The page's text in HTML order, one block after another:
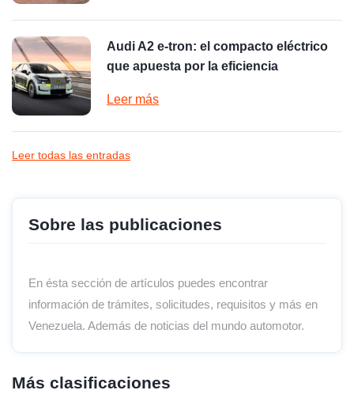
Audi A2 e-tron: el compacto eléctrico
que apuesta por la eficiencia
Leer más
Leer todas las entradas
Sobre las publicaciones
En ésta sección de artículos puedes encontrar
información de trámites, solicitudes, requisitos y más en
Venezuela. Además de noticias del mundo automotor.
Más clasificaciones